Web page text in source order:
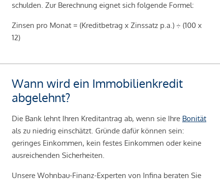
schulden. Zur Berechnung eignet sich folgende Formel:
Zinsen pro Monat = (Kreditbetrag x Zinssatz p.a.) ÷ (100 x
12)
Wann wird ein Immobilienkredit
abgelehnt?
Die Bank lehnt Ihren Kreditantrag ab, wenn sie Ihre Bonität
als zu niedrig einschätzt. Gründe dafür können sein:
geringes Einkommen, kein festes Einkommen oder keine
ausreichenden Sicherheiten.
Unsere Wohnbau-Finanz-Experten von Infina beraten Sie